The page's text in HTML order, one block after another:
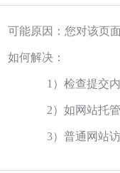
可能原因：您对该页
如何解决：
1）检查提交
2）如网站托
3）普通网站